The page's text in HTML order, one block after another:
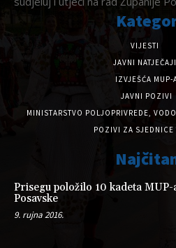
VIJESTI
JAVNI NATJEČAJI
IZVJEŠĆA MUP-
JAVNI POZIVI
MINISTARSTVO POLJOPRIVREDE,
POZIVI ZA SJEDNICE
Prisegu položilo 10 kadeta MUP-
Posavske
9. rujna 2016.